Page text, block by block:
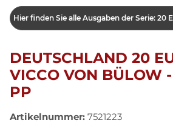
Hier finden Sie alle Ausgaben der Serie: 20
DEUTSCHLAND 20
VICCO VON BÜLOW
PP
Artikelnummer: 7521223